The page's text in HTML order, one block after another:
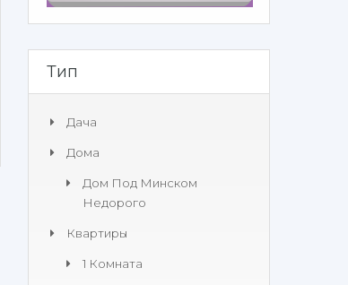
Тип
Дача
Дома
Дом Под Минском
Недорого
Квартиры
1 Комната